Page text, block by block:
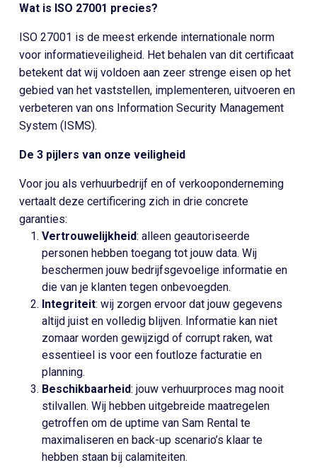
Wat is ISO 27001 precies?
ISO 27001 is de meest erkende internationale norm
voor informatieveiligheid. Het behalen van dit certificaat
betekent dat wij voldoen aan zeer strenge eisen op het
gebied van het vaststellen, implementeren, uitvoeren en
verbeteren van ons Information Security Management
System (ISMS).
De 3 pijlers van onze veiligheid
Voor jou als verhuurbedrijf en of verkooponderneming
vertaalt deze certificering zich in drie concrete
garanties:
Vertrouwelijkheid: alleen geautoriseerde
personen hebben toegang tot jouw data. Wij
beschermen jouw bedrijfsgevoelige informatie en
die van je klanten tegen onbevoegden.
Integriteit: wij zorgen ervoor dat jouw gegevens
altijd juist en volledig blijven. Informatie kan niet
zomaar worden gewijzigd of corrupt raken, wat
essentieel is voor een foutloze facturatie en
planning.
Beschikbaarheid: jouw verhuurproces mag nooit
stilvallen. Wij hebben uitgebreide maatregelen
getroffen om de uptime van Sam Rental te
maximaliseren en back-up scenario’s klaar te
hebben staan bij calamiteiten.